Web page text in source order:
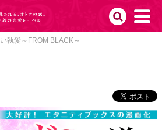
執愛～FROM BLACK～